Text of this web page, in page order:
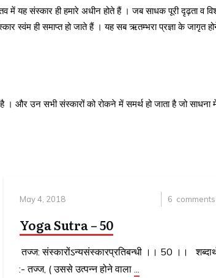
यह संस्कार ही हमारे अधीन होते हैं । जब साधक पूरी दृढ़ता व
स्वंम ही समाप्त हो जाते हैं । यह सब ऋतम्भरा प्रज्ञा के जागृत
। और उन सभी संस्कारों को रोकने में समर्थ हो जाता है जो साधना
May 4, 2018 6 comments
Yoga Sutra – 50
तज्ज: संस्कारोंऽन्यसंस्कारप्रतिबन्धी ।। 50 ।।
:- तज्ज, ( उससे उत्पन्न होने वाला...